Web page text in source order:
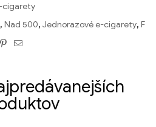
cigarety
, Nad 500, Jednorazové e-cigarety, F
Pinterest
Email